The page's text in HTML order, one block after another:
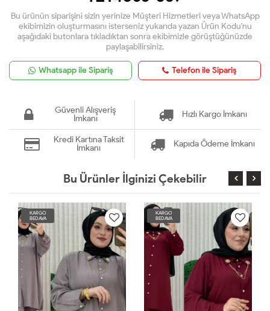
Bu ürünün siparişini sizin yerinize Müşteri Hizmetleri veya WhatsApp
ekibimizin oluşturmasını isterseniz yukarıda yazan Ürün Kodu'nu
aşağıdaki butonlara tıkladıktan sonra ekibimizle görüştüğünüzde
paylaşabilirsiniz.
Whatsapp ile Sipariş Telefon ile Sipariş
Güvenli Alışveriş
İmkanı
Hızlı Kargo İmkanı
Kredi Kartına Taksit
İmkanı
Kapıda Ödeme İmkanı
Bu Ürünler İlginizi Çekebilir
KARGO
BEDAVA
KARGO
BEDAVA